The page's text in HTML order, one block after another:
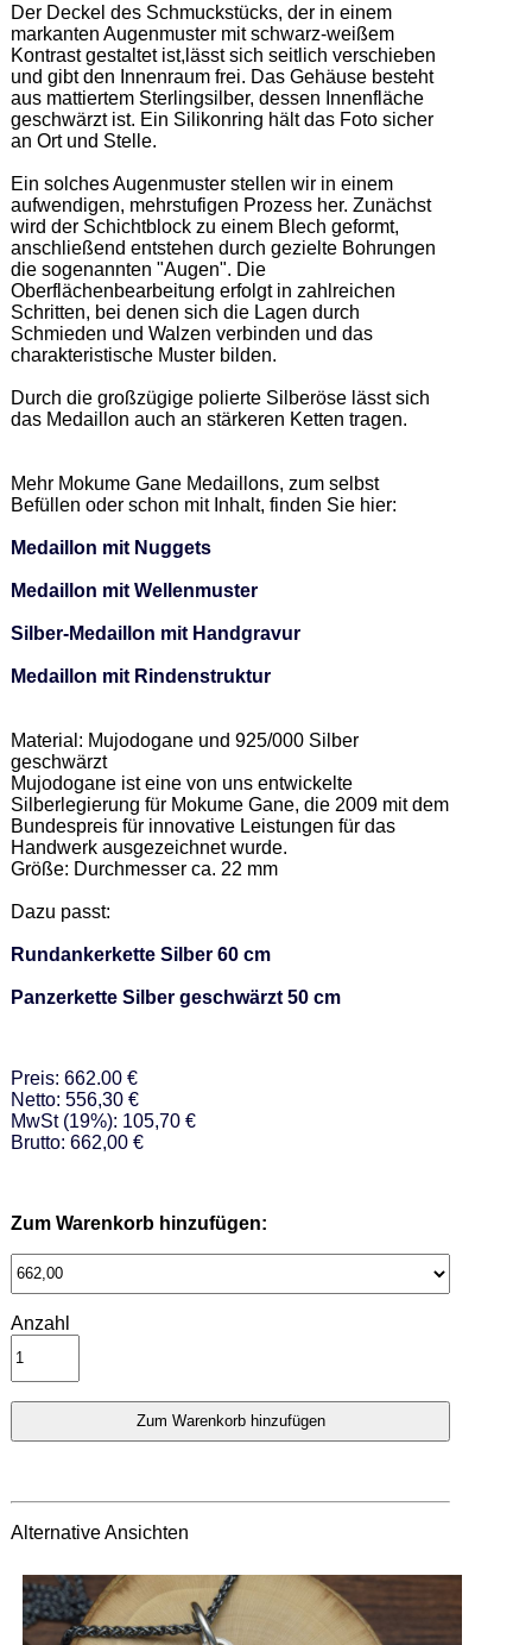
Der Deckel des Schmuckstücks, der in einem
markanten Augenmuster mit schwarz-weißem
Kontrast gestaltet ist,lässt sich seitlich verschieben
und gibt den Innenraum frei. Das Gehäuse besteht
aus mattiertem Sterlingsilber, dessen Innenfläche
geschwärzt ist. Ein Silikonring hält das Foto sicher
an Ort und Stelle.
Ein solches Augenmuster stellen wir in einem
aufwendigen, mehrstufigen Prozess her. Zunächst
wird der Schichtblock zu einem Blech geformt,
anschließend entstehen durch gezielte Bohrungen
die sogenannten "Augen". Die
Oberflächenbearbeitung erfolgt in zahlreichen
Schritten, bei denen sich die Lagen durch
Schmieden und Walzen verbinden und das
charakteristische Muster bilden.
Durch die großzügige polierte Silberöse lässt sich
das Medaillon auch an stärkeren Ketten tragen.
Mehr Mokume Gane Medaillons, zum selbst
Befüllen oder schon mit Inhalt, finden Sie hier:
Medaillon mit Nuggets
Medaillon mit Wellenmuster
Silber-Medaillon mit Handgravur
Medaillon mit Rindenstruktur
Material: Mujodogane und 925/000 Silber
geschwärzt
Mujodogane ist eine von uns entwickelte
Silberlegierung für Mokume Gane, die 2009 mit dem
Bundespreis für innovative Leistungen für das
Handwerk ausgezeichnet wurde.
Größe: Durchmesser ca. 22 mm
Dazu passt:
Rundankerkette Silber 60 cm
Panzerkette Silber geschwärzt 50 cm
Preis: 662.00 €
Netto: 556,30 €
MwSt (19%): 105,70 €
Brutto: 662,00 €
Zum Warenkorb hinzufügen:
Anzahl
Alternative Ansichten